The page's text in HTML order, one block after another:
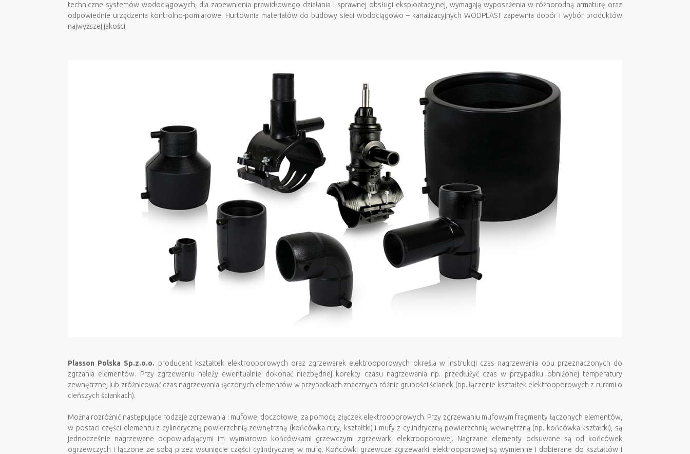
techniczne systemów wodociągowych, dla zapewnienia prawidłowego działania i sprawnej obsługi eksploatacyjnej, wymagają wyposażenia w różnorodną armaturę oraz
odpowiednie urządzenia kontrolno-pomiarowe. Hurtownia materiałów do budowy sieci wodociągowo – kanalizacyjnych WODPLAST zapewnia dobór i wybór produktów
najwyższej jakości.
Plasson Polska Sp.z.o.o. producent kształtek elektrooporowych oraz zgrzewarek elektrooporowych określa w instrukcji czas nagrzewania obu przeznaczonych do
zgrzania elementów. Przy zgrzewaniu należy ewentualnie dokonać niezbędnej korekty czasu nagrzewania np. przedłużyć czas w przypadku obniżonej temperatury
zewnętrznej lub zróżnicować czas nagrzewania łączonych elementów w przypadkach znacznych różnic grubości ścianek (np. łączenie kształtek elektrooporowych z rurami o
cieńszych ściankach).
Można rozróżnić następujące rodzaje zgrzewania : mufowe, doczołowe, za pomocą złączek elektrooporowych. Przy zgrzewaniu mufowym fragmenty łączonych elementów,
w postaci części elementu z cylindryczną powierzchnią zewnętrzną (końcówka rury, kształtki) i mufy z cylindryczną powierzchnią wewnętrzną (np. końcówka kształtki), są
jednocześnie nagrzewane odpowiadającymi im wymiarowo końcówkami grzewczymi zgrzewarki elektrooporowej. Nagrzane elementy odsuwane są od końcówek
ogrzewczych i łączone ze sobą przez wsunięcie części cylindrycznej w mufę. Końcówki grzewcze zgrzewarki elektrooporowej są wymienne i dobierane do kształtów i